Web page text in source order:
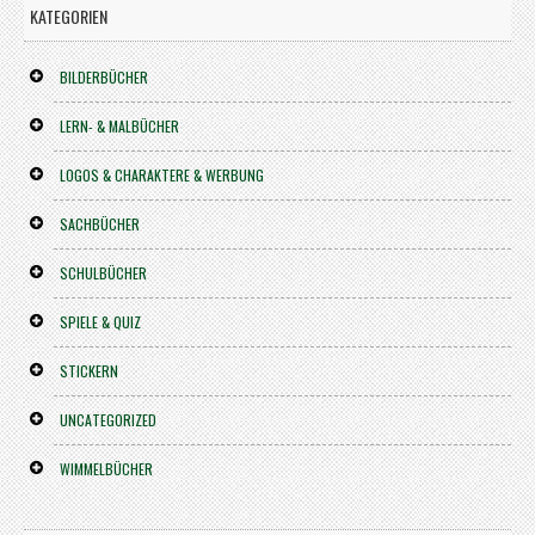
KATEGORIEN
BILDERBÜCHER
LERN- & MALBÜCHER
LOGOS & CHARAKTERE & WERBUNG
SACHBÜCHER
SCHULBÜCHER
SPIELE & QUIZ
STICKERN
UNCATEGORIZED
WIMMELBÜCHER